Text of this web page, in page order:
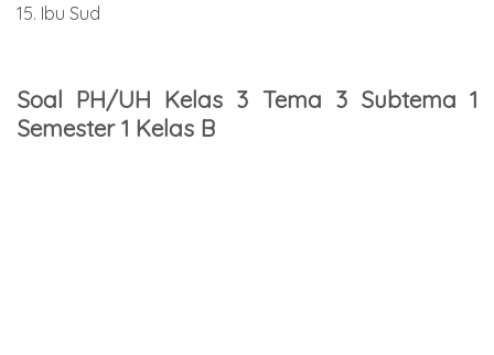
15. Ibu Sud
Soal PH/UH Kelas 3 Tema 3 Subtema 1
Semester 1 Kelas B